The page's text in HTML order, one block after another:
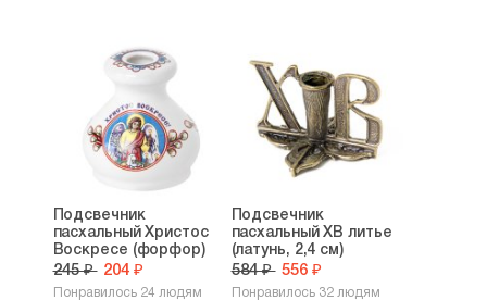
Подсвечник
пасхальный Христос
Воскресе (форфор)
245 ₽ 204 ₽
Понравилось 24 людям
Подсвечник
пасхальный ХВ литье
(латунь, 2,4 см)
584 ₽ 556 ₽
Понравилось 32 людям